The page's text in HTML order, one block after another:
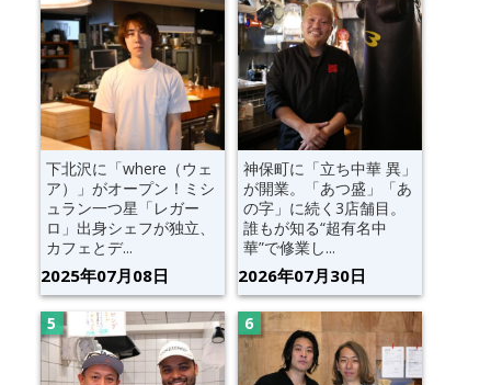
下北沢に「where（ウェ
ア）」がオープン！ミシ
ュラン一つ星「レガー
ロ」出身シェフが独立、
カフェとデ...
2025年07月08日
神保町に「立ち中華 異」
が開業。「あつ盛」「あ
の字」に続く3店舗目。
誰もが知る“超有名中
華”で修業し...
2026年07月30日